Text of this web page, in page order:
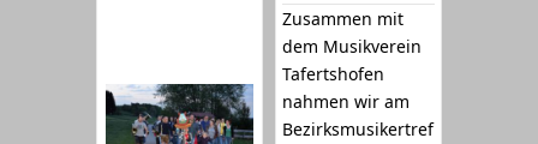
Zusammen mit
dem Musikverein
Tafertshofen
nahmen wir am
Bezirksmusikertref